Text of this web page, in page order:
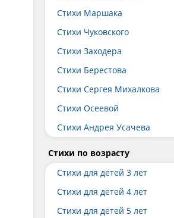
Стихи Маршака
Стихи Чуковского
Стихи Заходера
Стихи Берестова
Стихи Сергея Михалкова
Стихи Осеевой
Стихи Андрея Усачева
Стихи по возрасту
Стихи для детей 3 лет
Стихи для детей 4 лет
Стихи для детей 5 лет